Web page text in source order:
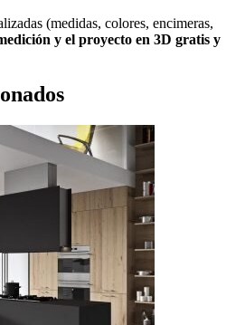
(medidas, colores, encimeras,
y el proyecto en 3D gratis y